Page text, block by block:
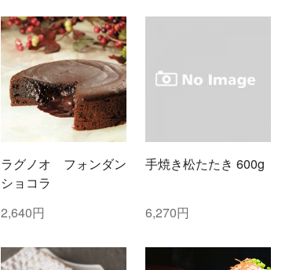
ラグノオ フォンダン
ショコラ
2,640円
手焼き松たたき 600g
6,270円